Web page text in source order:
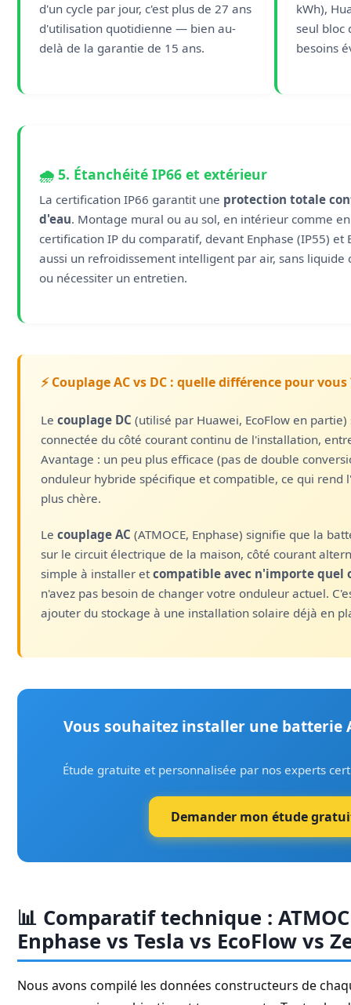
d'un cycle par jour, c'est plus de 27 ans
d'utilisation quotidienne — bien au-
delà de la garantie de 15 ans.
kWh),
seul bloc
besoins
🌧️ 5. Étanchéité IP66 et extérieur
La certification IP66 garantit une protection totale
d'eau. Montage mural ou au sol, en intérieur comme
certification IP du comparatif, devant Enphase (IP55) et
aussi un refroidissement intelligent par air, sans
ou nécessiter un entretien.
⚡ Couplage AC vs DC : quelle différence pour vous
Lecouplage DC (utilisé par Huawei, EcoFlow en
connectée du côté courant continu de l'installation,
Avantage : un peu plus efficace (pas de double
onduleur hybride spécifique et compatible, ce qui rend
plus chère.
Lecouplage AC (ATMOCE, Enphase) signifie que la
sur le circuit électrique de la maison, côté courant
simple à installer etcompatible avec n'importe quel
n'avez pas besoin de changer votre onduleur actuel.
ajouter du stockage à une installation solaire déjà en
Vous souhaitez installer une batterie
Étude gratuite et personnalisée par nos experts
Demander mon étude
📊 Comparatif technique :
Enphase vs Tesla vs EcoFlow vs
Nous avons compilé les données constructeurs de